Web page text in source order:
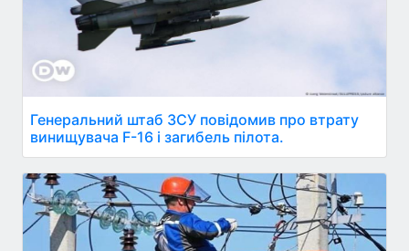
Генеральний штаб ЗСУ повідомив про втрату
винищувача F-16 і загибель пілота.